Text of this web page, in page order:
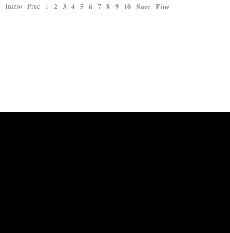
Inizio Prec 1 2 3 4 5 6 7 8 9 10 Succ Fine